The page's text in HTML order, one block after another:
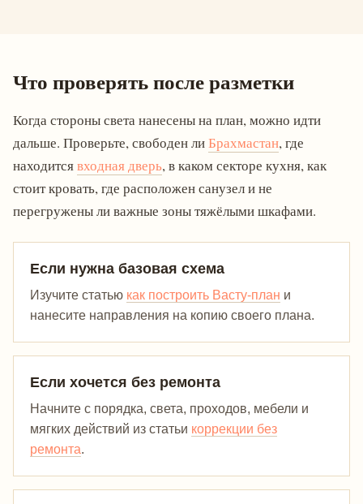
Что проверять после разметки
Когда стороны света нанесены на план, можно идти
дальше. Проверьте, свободен лиБрахмастан, где
находитсявходная дверь, в каком секторе кухня, как
стоит кровать, где расположен санузел и не
перегружены ли важные зоны тяжёлыми шкафами.
Если нужна базовая схема
Изучите статью как построить Васту-план и
нанесите направления на копию своего плана.
Если хочется без ремонта
Начните с порядка, света, проходов, мебели и
мягких действий из статьи коррекции без
ремонта.